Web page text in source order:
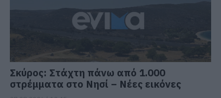
Σκύρος: Στάχτη πάνω από 1.000
στρέμματα στο Νησί – Νέες εικόνες